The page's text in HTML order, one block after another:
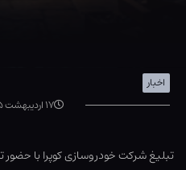
اخبار
۱۷ اردیبهشت ۰۵
تبلیغ شرکت خودروسازی کوپرا با